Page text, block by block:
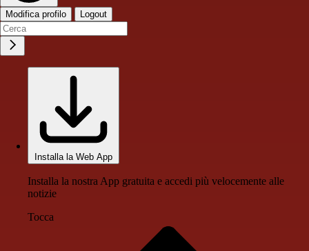
Modifica profilo Logout
Installa la Web App
Installa la nostra App gratuita e accedi più velocemente alle
notizie
Tocca